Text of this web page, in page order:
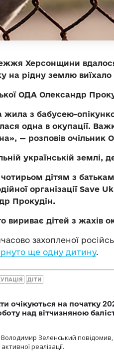
Херсонщини
на рідну землю виїхало
ОДА Олександр
жила з бабусею-
одна в окупації.
— розповів очільник
українській землі,
дітям з
організації Save
Прокудін.
вириває дітей з жахів
захопленої
ще одну дитину.
ДІТИ
очікуються на початку
над вітчизняною
Зеленський повідомив,
реалізації.